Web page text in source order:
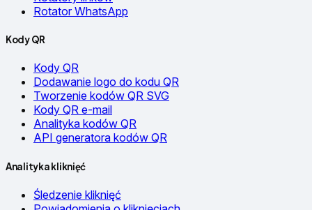
Rotator WhatsApp
Kody QR
Kody QR
Dodawanie logo do kodu QR
Tworzenie kodów QR SVG
Kody QR e-mail
Analityka kodów QR
API generatora kodów QR
Analityka kliknięć
Śledzenie kliknięć